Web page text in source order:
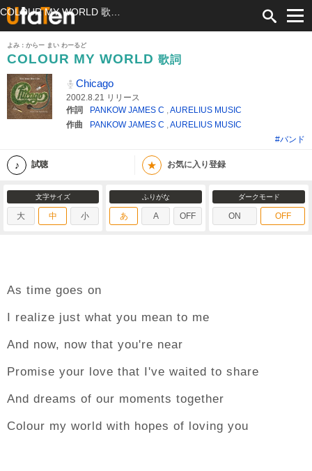
よみ：からー まい わーるど
COLOUR MY WORLD 歌詞
Chicago
2002.8.21 リリース
作詞
PANKOW JAMES C ,AURELIUS MUSIC
作曲
PANKOW JAMES C ,AURELIUS MUSIC
#バンド
試聴 ★ お気に入り登録
文字サイズ
大 中 小
ふりがな
あ A OFF
ダークモード
ON OFF
As time goes on
I realize just what you mean to me
And now, now that you're near
Promise your love that I've waited to share
And dreams of our moments together
Colour my world with hopes of loving you